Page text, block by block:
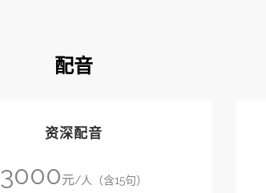
配音
资深配音
3000元/人（含15句）